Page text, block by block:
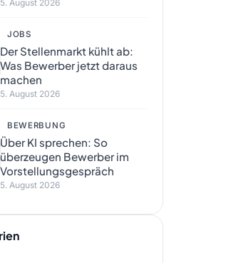
5. August 2026
JOBS
Der Stellenmarkt kühlt ab:
Was Bewerber jetzt daraus
machen
5. August 2026
BEWERBUNG
Über KI sprechen: So
überzeugen Bewerber im
Vorstellungsgespräch
5. August 2026